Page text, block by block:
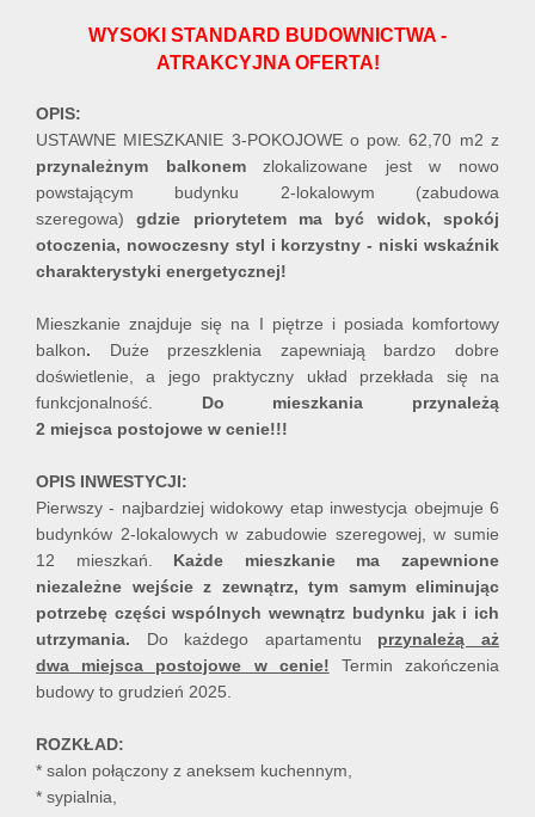
WYSOKI STANDARD BUDOWNICTWA -
ATRAKCYJNA OFERTA!
OPIS:
USTAWNE MIESZKANIE 3-POKOJOWE o pow. 62,70 m2 z
przynależnym balkonemzlokalizowane jest w nowo
powstającym budynku 2-lokalowym (zabudowa
szeregowa) gdzie priorytetem ma być widok, spokój
otoczenia, nowoczesny styl i korzystny - niski wskaźnik
charakterystyki energetycznej!
Mieszkanie znajduje się na I piętrze i posiada komfortowy
balkon. Duże przeszklenia zapewniają bardzo dobre
doświetlenie, a jego praktyczny układ przekłada się na
funkcjonalność.
Do mieszkania przynależą
2 miejsca postojowe w cenie!!!
OPIS INWESTYCJI:
Pierwszy - najbardziej widokowy etap inwestycja obejmuje 6
budynków 2-lokalowych w zabudowie szeregowej, w sumie
12 mieszkań. Każde mieszkanie ma zapewnione
niezależne wejście z zewnątrz, tym samym eliminując
potrzebę części wspólnych wewnątrz budynku jak i ich
utrzymania. Do każdego apartamentu przynależą aż
dwa miejsca postojowe w cenie! Termin zakończenia
budowy to grudzień 2025.
ROZKŁAD:
* salon połączony z aneksem kuchennym,
* sypialnia,